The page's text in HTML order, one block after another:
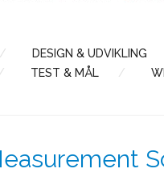
DESIGN & UDVIKLING
TEST & MÅL